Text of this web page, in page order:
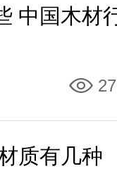
中国木材
质有几种